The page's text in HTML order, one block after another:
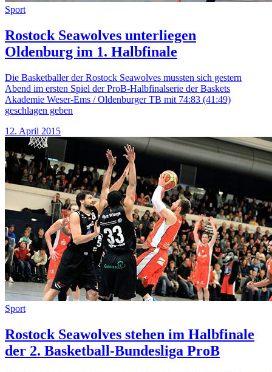
Sport
Rostock Seawolves unterliegen
Oldenburg im 1. Halbfinale
Die Basketballer der Rostock Seawolves mussten sich gestern
Abend im ersten Spiel der ProB-Halbfinalserie der Baskets
Akademie Weser-Ems / Oldenburger TB mit 74:83 (41:49)
geschlagen geben
12. April 2015
Sport
Rostock Seawolves stehen im Halbfinale
der 2. Basketball-Bundesliga ProB